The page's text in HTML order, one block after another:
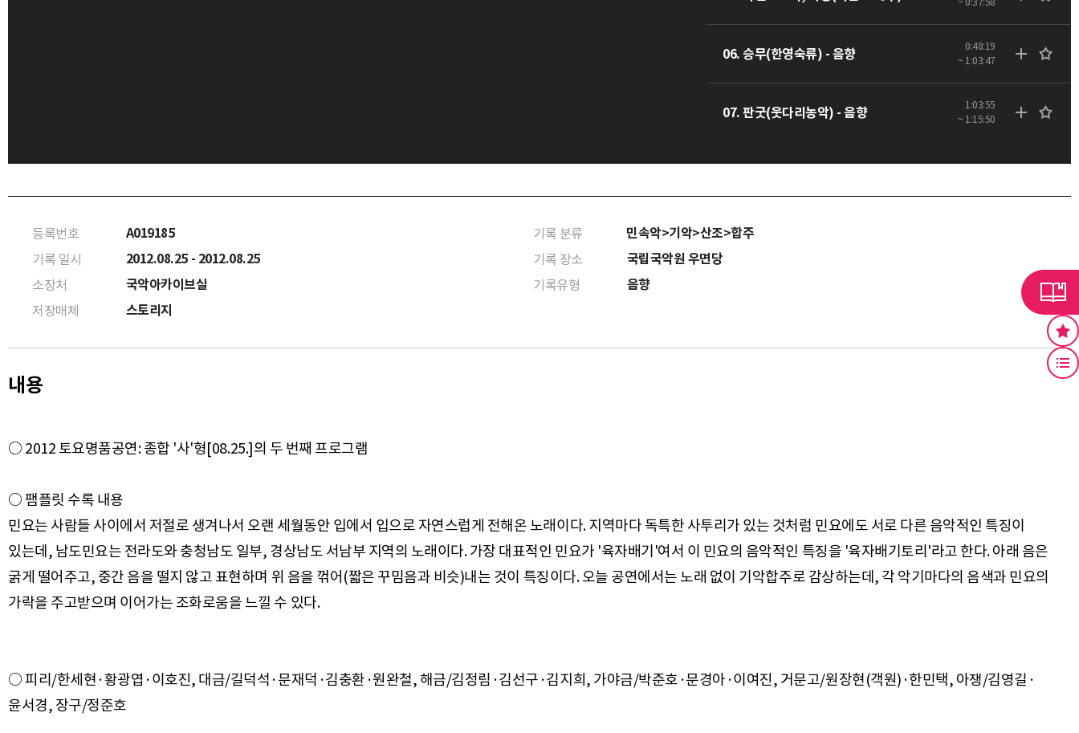
06. 승무(한영숙류) - 음향
0:48:19
~ 1:03:47
07. 판굿(웃다리농악) - 음향
1:03:55
~ 1:15:50
등록번호 A019185 기록 분류 민속악>기악>산조>합주
기록 일시 2012.08.25 - 2012.08.25 기록 장소 국립국악원 우면당
소장처 국악아카이브실 기록유형 음향
저장매체 스토리지
내용
○ 2012 토요명품공연: 종합 '사'형[08.25.]의 두 번째 프로그램
○ 팸플릿 수록 내용
민요는 사람들 사이에서 저절로 생겨나서 오랜 세월동안 입에서 입으로 자연스럽게 전해온 노래이다. 지역마다 독특한 사투리가 있는 것처럼 민요에도 서로 다른 음악적인 특징이
있는데, 남도민요는 전라도와 충청남도 일부, 경상남도 서남부 지역의 노래이다. 가장 대표적인 민요가 '육자배기'여서 이 민요의 음악적인 특징을 '육자배기토리'라고 한다. 아래 음은
굵게 떨어주고, 중간 음을 떨지 않고 표현하며 위 음을 꺾어(짧은 꾸밈음과 비슷)내는 것이 특징이다. 오늘 공연에서는 노래 없이 기악합주로 감상하는데, 각 악기마다의 음색과 민요의
가락을 주고받으며 이어가는 조화로움을 느낄 수 있다.
○ 피리/한세현·황광엽·이호진, 대금/길덕석·문재덕·김충환·원완철, 해금/김정림·김선구·김지희, 가야금/박준호·문경아·이여진, 거문고/원장현(객원)·한민택, 아쟁/김영길·